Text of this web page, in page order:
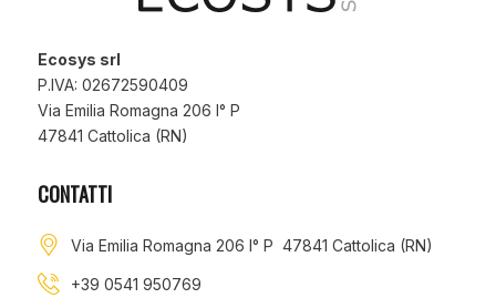
Ecosys srl
P.IVA: 02672590409
Via Emilia Romagna 206 I° P
47841 Cattolica (RN)
CONTATTI
Via Emilia Romagna 206 I° P 47841 Cattolica (RN)
+39 0541 950769